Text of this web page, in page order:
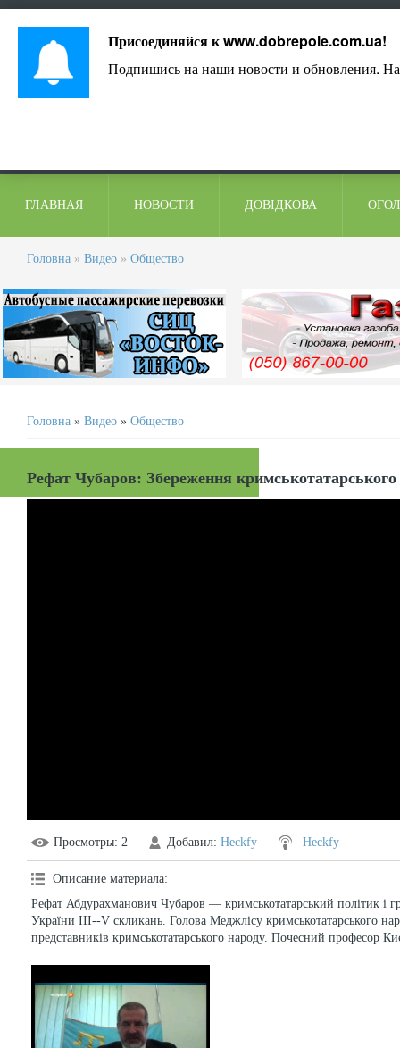
ГЛАВНАЯ НОВОСТИ ДОВІДКОВА
Головна » Видео » Общество
Головна » Видео » Общество
Рефат Чубаров: Збереження кримськотатарського
Просмотры: 2 Добавил: Heckfy Heckfy
Описание материала:
Рефат Абдурахманович Чубаров — кримськотатарський політик і
України III--V скликань. Голова Меджлісу кримськотатарського
представників кримськотатарського народу. Почесний професор
Присоединяйся кwww.dobrepole.com.ua!
Подпишись на наши новости и обновления.